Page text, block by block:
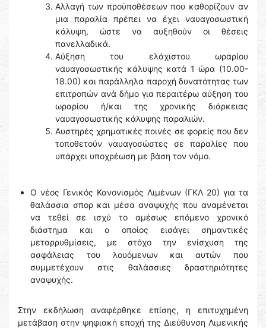
Αλλαγή των προϋποθέσεων που καθορίζουν αν
μια παραλία πρέπει να έχει ναυαγοσωστική
κάλυψη, ώστε να αυξηθούν οι θέσεις
πανελλαδικά.
Αύξηση του ελάχιστου ωραρίου
ναυαγοσωστικής κάλυψης κατά 1 ώρα (10.00-
18.00) και παράλληλα παροχή δυνατότητας των
επιτροπών ανά δήμο για περαιτέρω αύξηση του
ωραρίου ή/και της χρονικής διάρκειας
ναυαγοσωστικής κάλυψης παραλιών.
Αυστηρές χρηματικές ποινές σε φορείς που δεν
τοποθετούν ναυαγοσώστες σε παραλίες που
υπάρχει υποχρέωση με βάση τον νόμο.
Ο νέος Γενικός Κανονισμός Λιμένων (ΓΚΛ 20) για τα
θαλάσσια σπορ και μέσα αναψυχής που αναμένεται
να τεθεί σε ισχύ το αμέσως επόμενο χρονικό
διάστημα και ο οποίος εισάγει σημαντικές
μεταρρυθμίσεις, με στόχο την ενίσχυση της
ασφάλειας του λουόμενων και αυτών που
συμμετέχουν στις θαλάσσιες δραστηριότητες
αναψυχής.
Στην εκδήλωση αναφέρθηκε επίσης, η επιτυχημένη
μετάβαση στην ψηφιακή εποχή της Διεύθυνση Λιμενικής